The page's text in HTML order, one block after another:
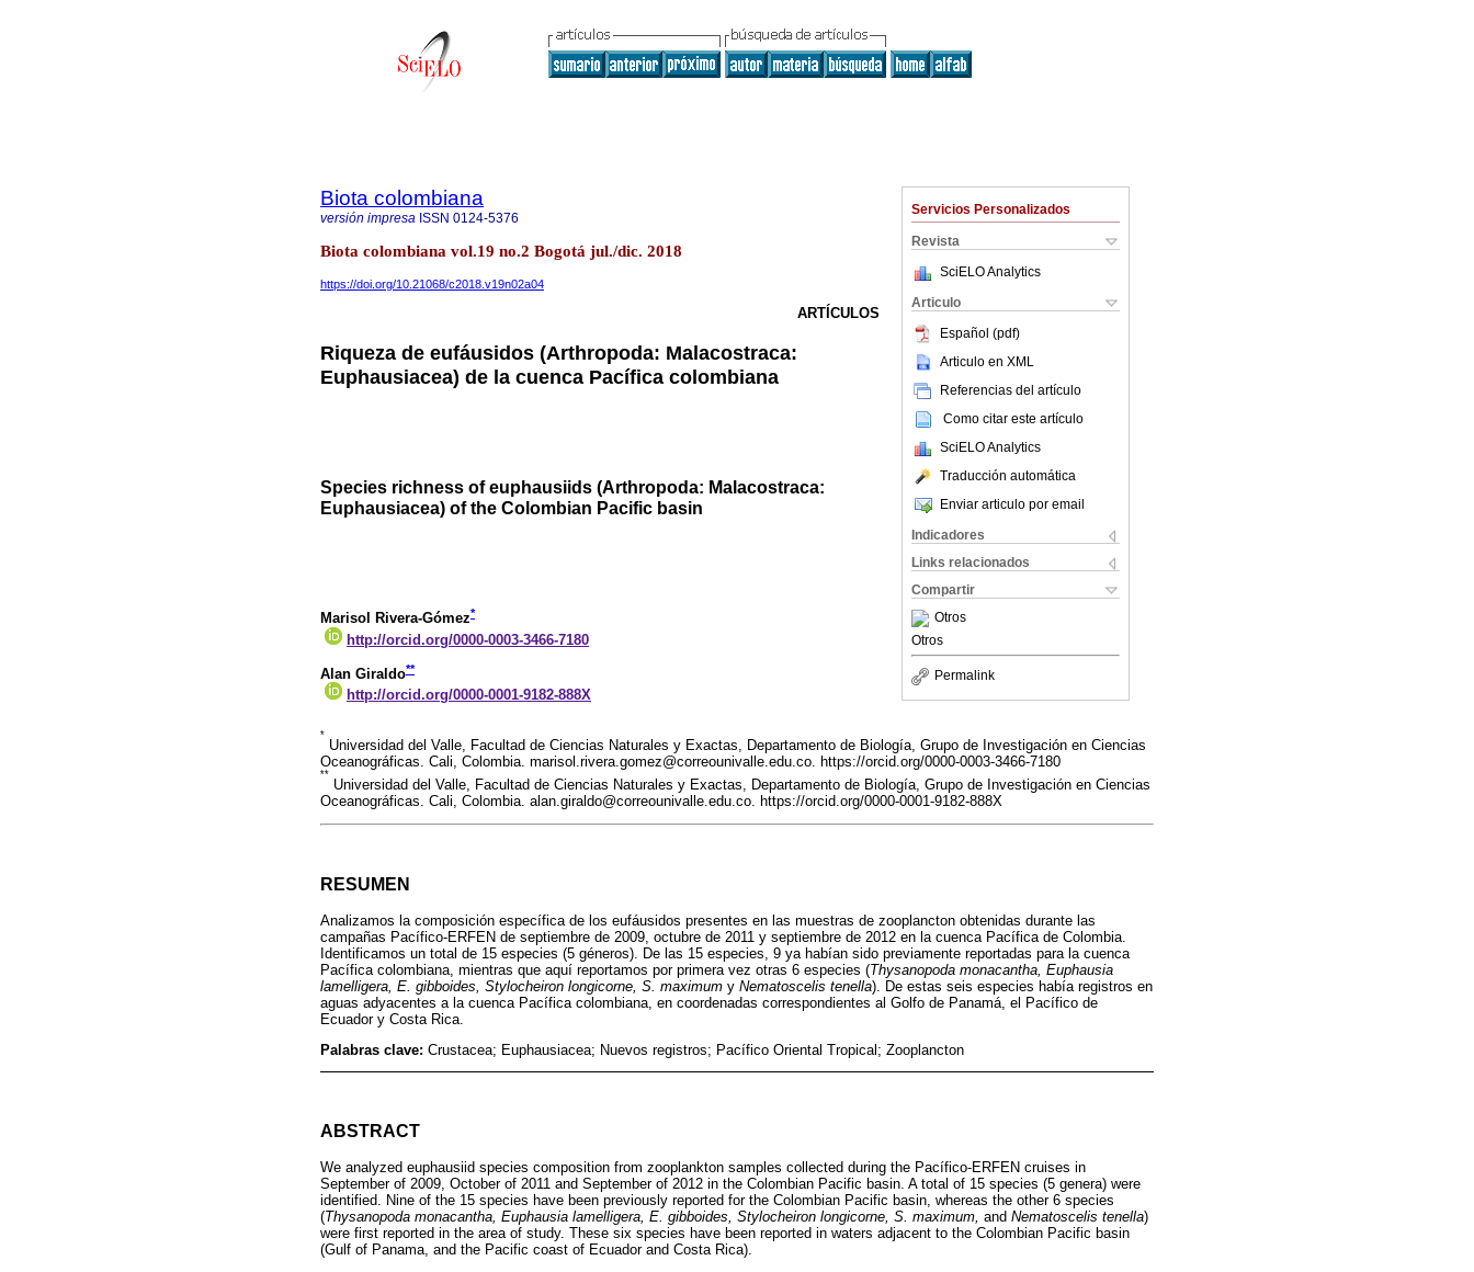
Servicios Personalizados
Revista
SciELO Analytics
Articulo
Español (pdf)
Articulo en XML
Referencias del artículo
Como citar este artículo
SciELO Analytics
Traducción automática
Enviar articulo por email
Indicadores
Links relacionados
Compartir
Otros
Otros
Permalink
Biota colombiana
versión impresa ISSN 0124-5376
Biota colombiana vol.19 no.2 Bogotá jul./dic. 2018
https://doi.org/10.21068/c2018.v19n02a04
ARTÍCULOS
Riqueza de eufáusidos (Arthropoda: Malacostraca:
Euphausiacea) de la cuenca Pacífica colombiana
Species richness of euphausiids (Arthropoda: Malacostraca:
Euphausiacea) of the Colombian Pacific basin
Marisol Rivera-Gómez*
http://orcid.org/0000-0003-3466-7180
Alan Giraldo**
http://orcid.org/0000-0001-9182-888X
*
Universidad del Valle, Facultad de Ciencias Naturales y Exactas, Departamento de Biología, Grupo de Investigación en Ciencias
Oceanográficas. Cali, Colombia. marisol.rivera.gomez@correounivalle.edu.co. https://orcid.org/0000-0003-3466-7180
**
Universidad del Valle, Facultad de Ciencias Naturales y Exactas, Departamento de Biología, Grupo de Investigación en Ciencias
Oceanográficas. Cali, Colombia. alan.giraldo@correounivalle.edu.co. https://orcid.org/0000-0001-9182-888X
RESUMEN
Analizamos la composición específica de los eufáusidos presentes en las muestras de zooplancton obtenidas durante las
campañas Pacífico-ERFEN de septiembre de 2009, octubre de 2011 y septiembre de 2012 en la cuenca Pacífica de Colombia.
Identificamos un total de 15 especies (5 géneros). De las 15 especies, 9 ya habían sido previamente reportadas para la cuenca
Pacífica colombiana, mientras que aquí reportamos por primera vez otras 6 especies (Thysanopoda monacantha, Euphausia
lamelligera, E. gibboides, Stylocheiron longicorne, S. maximum y Nematoscelis tenella). De estas seis especies había registros en
aguas adyacentes a la cuenca Pacífica colombiana, en coordenadas correspondientes al Golfo de Panamá, el Pacífico de
Ecuador y Costa Rica.
Palabras clave: Crustacea; Euphausiacea; Nuevos registros; Pacífico Oriental Tropical; Zooplancton
ABSTRACT
We analyzed euphausiid species composition from zooplankton samples collected during the Pacífico-ERFEN cruises in
September of 2009, October of 2011 and September of 2012 in the Colombian Pacific basin. A total of 15 species (5 genera) were
identified. Nine of the 15 species have been previously reported for the Colombian Pacific basin, whereas the other 6 species
(Thysanopoda monacantha, Euphausia lamelligera, E. gibboides, Stylocheiron longicorne, S. maximum, and Nematoscelis tenella)
were first reported in the area of study. These six species have been reported in waters adjacent to the Colombian Pacific basin
(Gulf of Panama, and the Pacific coast of Ecuador and Costa Rica).